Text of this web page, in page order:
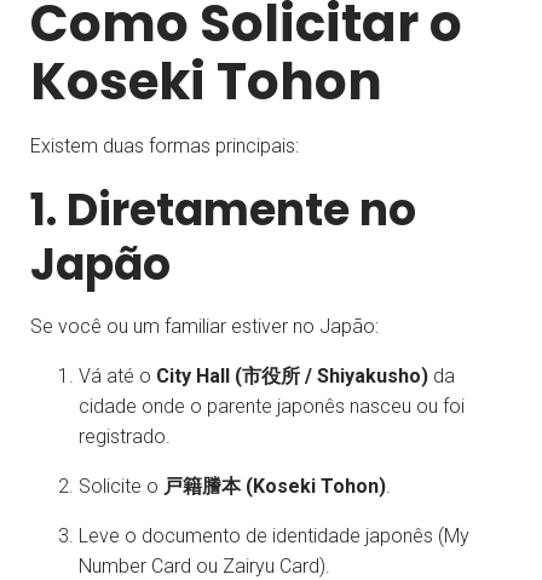
Como Solicitar o
Koseki Tohon
Existem duas formas principais:
1. Diretamente no
Japão
Se você ou um familiar estiver no Japão:
Vá até o City Hall (市役所 / Shiyakusho) da
cidade onde o parente japonês nasceu ou foi
registrado.
Solicite o 戸籍謄本 (Koseki Tohon).
Leve o documento de identidade japonês (My
Number Card ou Zairyu Card).